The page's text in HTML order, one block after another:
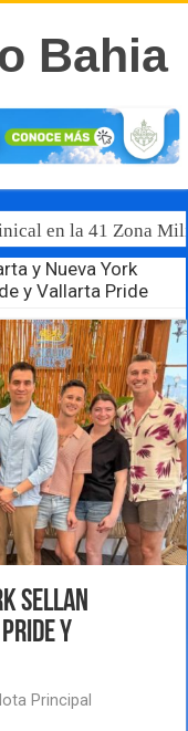
en la 41 Zona
y Nueva York
y Vallarta Pride
sellan
y
Principal